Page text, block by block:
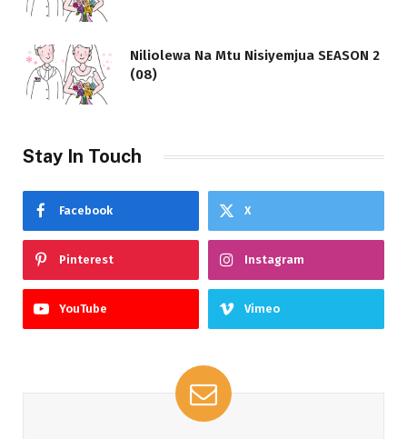
Niliolewa Na Mtu Nisiyemjua SEASON 2
(08)
Stay In Touch
Facebook X
Pinterest Instagram
YouTube Vimeo